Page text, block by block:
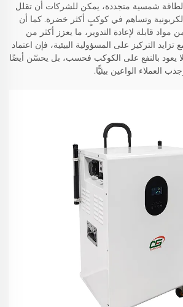
لطاقة شمسية متجددة، يمكن للشركات أن تقلل
وتساهم في كوكبٍ أكثر خضرة. كما أن
قابلة لإعادة التدوير، ما يعزز أكثر من
تزايد التركيز على المسؤولية البيئية، فإن اعتماد
يعود بالنفع على الكوكب فحسب، بل يحسّن أيضًا
العملاء الواعين بيئيًّا.